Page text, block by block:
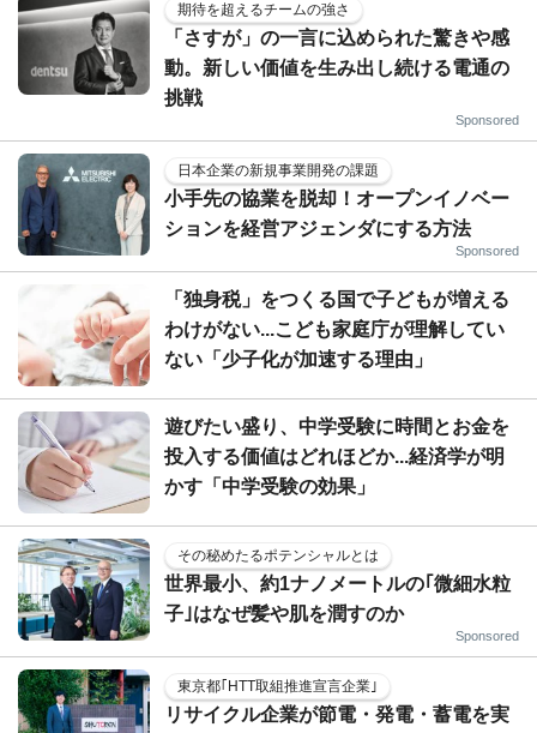
期待を超えるチームの強さ
「さすが」の一言に込められた驚きや感
動。新しい価値を生み出し続ける電通の
挑戦
Sponsored
日本企業の新規事業開発の課題
小手先の協業を脱却！オープンイノベー
ションを経営アジェンダにする方法
Sponsored
「独身税」をつくる国で子どもが増える
わけがない...こども家庭庁が理解してい
ない「少子化が加速する理由」
遊びたい盛り、中学受験に時間とお金を
投入する価値はどれほどか...経済学が明
かす「中学受験の効果」
その秘めたるポテンシャルとは
世界最小、約1ナノメートルの｢微細水粒
子｣はなぜ髪や肌を潤すのか
Sponsored
東京都｢HTT取組推進宣言企業｣
リサイクル企業が節電・発電・蓄電を実